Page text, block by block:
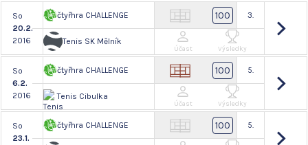
So
20.2.
2016
čtyřhra CHALLENGE
Tenis SK Mělník
100 3.
Účast Výsledky
So
6.2.
2016
čtyřhra CHALLENGE
Tenis Cibulka
100 5.
Účast Výsledky
So
23.1.
čtyřhra CHALLENGE 100 5.